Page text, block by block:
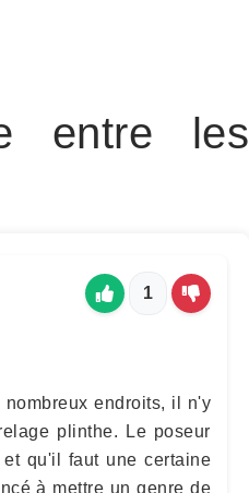
entre les
1
endroits, il n'y
plinthe. Le poseur
qu'il faut une certaine
à mettre un genre de